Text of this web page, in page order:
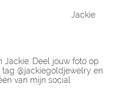
Jackie
Jackie. Deel jouw foto op
@jackiegoldjewelry en
van mijn social